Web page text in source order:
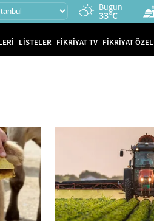
Bugün
33°C
LİSTELER FİKRİYAT TV FİKRİYAT ÖZEL